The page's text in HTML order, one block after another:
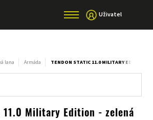
Uživatel
lana Armáda TENDON STATIC 11.0 MILITARY EDITION -
11.0 Military Edition - zelená